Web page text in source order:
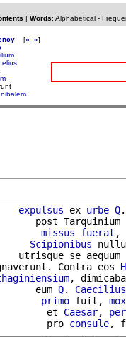
| Words: Alphabetical-
[« »]
expulsus ex urbe Q
post
missus fuerat ,
Scipionibus
se aequum
Contra eos
,
eum Q. Caecilius
primo fuit, mox
et Caesar,
pro consule,